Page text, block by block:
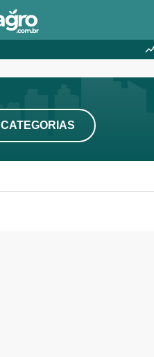
CATEGORIAS